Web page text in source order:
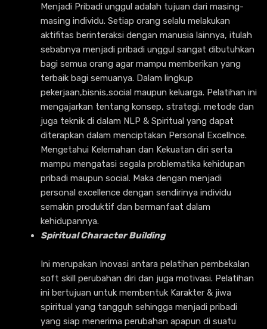
Menjadi Pribadi unggul adalah tujuan dari masing-
masing individu. Setiap orang selalu melakukan
aktifitas berinteraksi dengan manusia lainnya, itulah
sebabnya menjadi pribadi unggul sangat dibutuhkan
bagi semua orang agar mampu memberikan yang
terbaik bagi semuanya. Dalam lingkup
pekerjaan,bisnis,social maupun keluarga. Pelatihan ini
mengajarkan tentang konsep, strategi, metode dan
juga teknik di dalam NLP & Spiritual yang dapat
diterapkan dalam menciptakan Personal Excellnce.
Mengetahui Kelemahan dan Kekuatan diri serta
mampu mengatasi segala problematika kehidupan
pribadi maupun social. Maka dengan menjadi
personal excellence dengan sendirinya individu
semakin produktif dan bermanfaat dalam
kehidupannya.
Spiritual Character Building
Ini merupakan Inovasi antara pelatihan pembekalan
soft skill perubahan diri dan juga motivasi. Pelatihan
ini bertujuan untuk membentuk Karakter & jiwa
spiritual yang tangguh sehingga menjadi pribadi
yang siap menerima perubahan apapun di suatu